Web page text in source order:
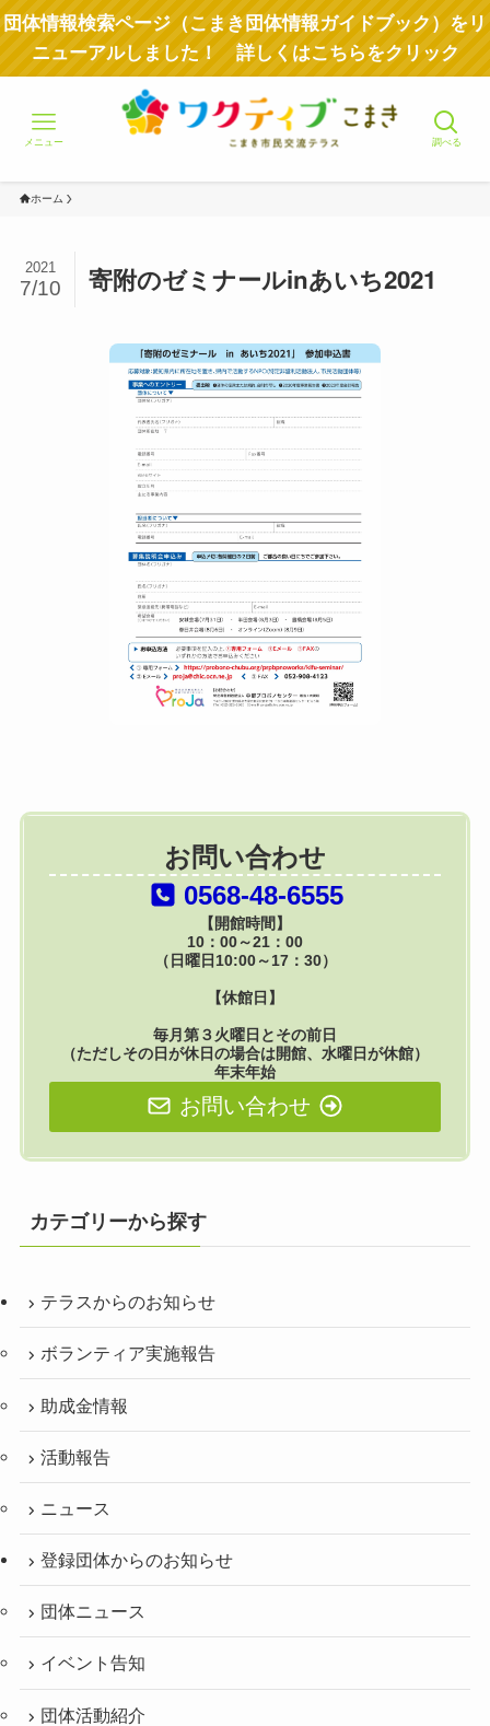
団体情報検索ページ（こまき団体情報ガイドブック）をリ
ニューアルしました！ 詳しくはこちらをクリック
調べる
メニュー
ホーム
寄附のゼミナールinあいち2021
2021
7/10
お問い合わせ
0568-48-6555
【開館時間】
10：00～21：00
（日曜日10:00～17：30）
【休館日】
毎月第３火曜日とその前日
（ただしその日が休日の場合は開館、水曜日が休館）
年末年始
お問い合わせ
カテゴリーから探す
テラスからのお知らせ
ボランティア実施報告
助成金情報
活動報告
ニュース
登録団体からのお知らせ
団体ニュース
イベント告知
団体活動紹介